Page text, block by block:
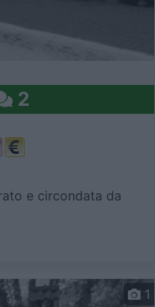
2
e circondata da
1